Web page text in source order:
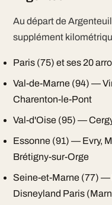
Au départ de
supplément
Paris (75) et ses 20
Val-de-Marne (94) —
Charenton-le-Pont
Val-d'Oise (95) —
Essonne (91) — Evry,
Brétigny-sur-Orge
Seine-et-Marne (77) —
Disneyland Paris